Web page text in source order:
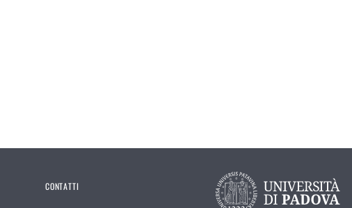
CONTATTI